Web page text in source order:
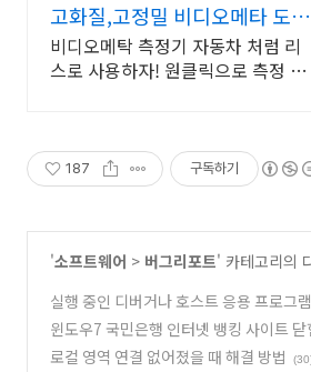
고화질,고정밀 비디오메타 도와
스
비디오메탁 측정기 자동차 처럼 리
스로 사용하자! 원클릭으로 측정 가
187 구독하기
'소프트웨어 > 버그리포트' 카테고리의
실행 중인 디버거나 호스트 응용 프로그램
를 지정하십시오 (10)
윈도우7 국민은행 인터넷 뱅킹 사이트 닫
CRASH 오류 (22)
로컬 영역 연결 없어졌을 때 해결 방법